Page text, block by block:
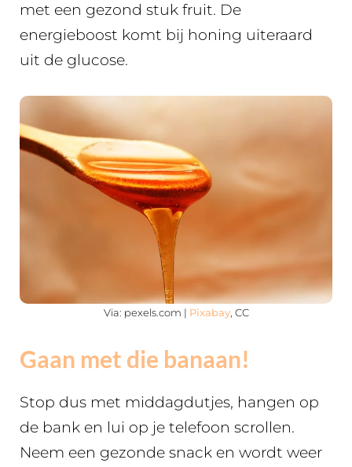
met een gezond stuk fruit. De
energieboost komt bij honing uiteraard
uit de glucose.
Via: pexels.com | Pixabay, CC
Gaan met die banaan!
Stop dus met middagdutjes, hangen op
de bank en lui op je telefoon scrollen.
Neem een gezonde snack en wordt weer